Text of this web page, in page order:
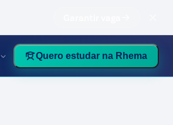
Quero estudar na Rhema